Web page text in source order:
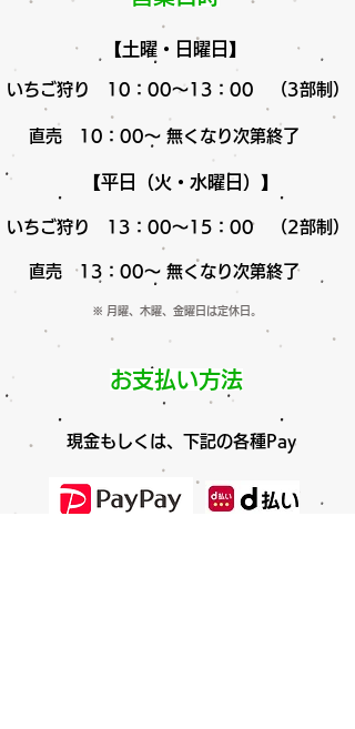
​【土曜・日曜日】
いちご狩り 10：00～13：00 （3部制）
直売 10：00～ 無くなり次第終了
​【平日（火・水曜日）】
いちご狩り 13：00～15：00 （2部制）
直売 13：00～ 無くなり次第終了
※ 月曜、木曜、金曜日は定休日。
お支払い方法
​現金もしくは、下記の各種Pay